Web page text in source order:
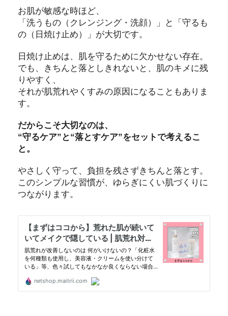
お肌が敏感な時ほど、
「洗うもの（クレンジング・洗顔）」と「守るも
の（日焼け止め）」が大切です。
日焼け止めは、肌を守るために欠かせない存在。
でも、きちんと落としきれないと、肌のキメに残
りやすく、
それが肌荒れやくすみの原因になることもありま
す。
だからこそ大切なのは、
“守るケア”と“落とすケア”をセットで考えるこ
と。
やさしく守って、負担を残さずきちんと落とす。
このシンプルな習慣が、ゆらぎにくい肌づくりに
つながります。